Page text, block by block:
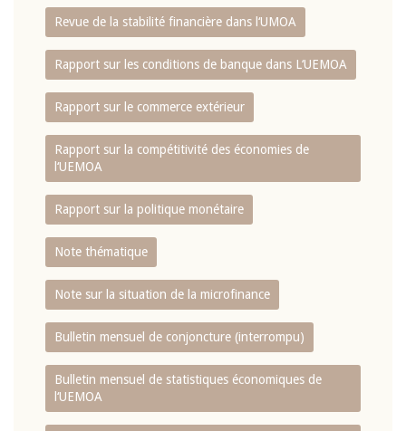
Revue de la stabilité financière dans l‘UMOA
Rapport sur les conditions de banque dans L‘UEMOA
Rapport sur le commerce extérieur
Rapport sur la compétitivité des économies de
l‘UEMOA
Rapport sur la politique monétaire
Note thématique
Note sur la situation de la microfinance
Bulletin mensuel de conjoncture (interrompu)
Bulletin mensuel de statistiques économiques de
l‘UEMOA